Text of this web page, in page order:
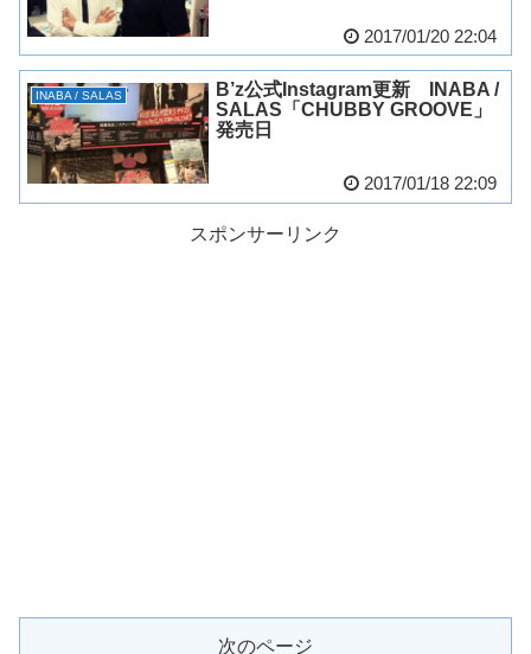
2017/01/20 22:04
INABA / SALAS
B’z公式Instagram更新 INABA /
SALAS「CHUBBY GROOVE」
発売日
2017/01/18 22:09
スポンサーリンク
次のページ